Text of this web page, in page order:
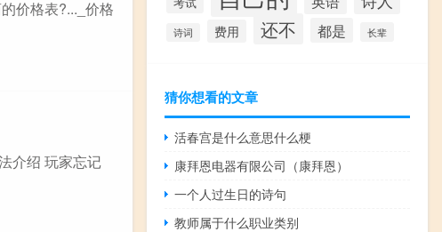
价格表?..._价格
介绍 玩家忘记
诗词 费用 还不 都是 长辈
猜你想看的文章
活春宫是什么意思什么梗
康拜恩电器有限公司（康拜恩）
一个人过生日的诗句
教师属于什么职业类别